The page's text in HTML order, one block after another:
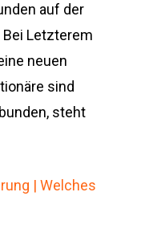
auf der
Bei Letzterem
neuen
sind
steht
| Welches